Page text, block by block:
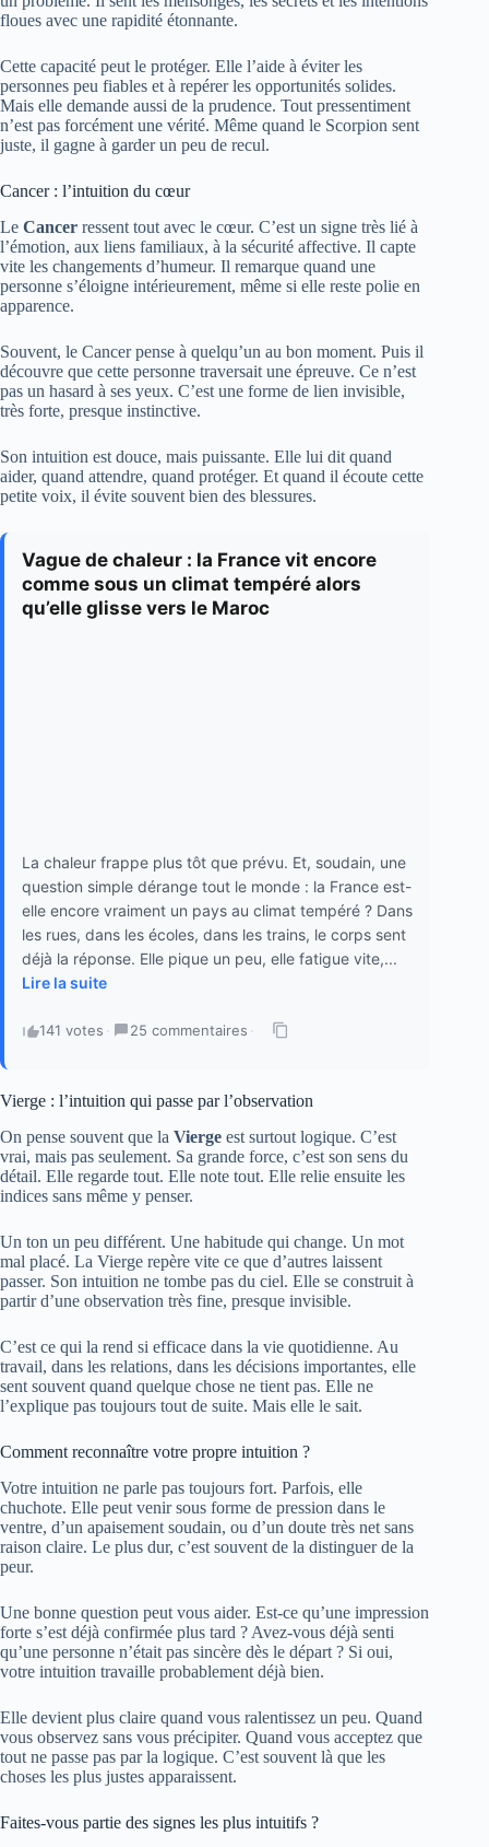
floues avec une rapidité étonnante.
Cette capacité peut le protéger. Elle l’aide à éviter les
personnes peu fiables et à repérer les opportunités solides.
Mais elle demande aussi de la prudence. Tout pressentiment
n’est pas forcément une vérité. Même quand le Scorpion sent
juste, il gagne à garder un peu de recul.
Cancer : l’intuition du cœur
Le Cancer ressent tout avec le cœur. C’est un signe très lié à
l’émotion, aux liens familiaux, à la sécurité affective. Il capte
vite les changements d’humeur. Il remarque quand une
personne s’éloigne intérieurement, même si elle reste polie en
apparence.
Souvent, le Cancer pense à quelqu’un au bon moment. Puis il
découvre que cette personne traversait une épreuve. Ce n’est
pas un hasard à ses yeux. C’est une forme de lien invisible,
très forte, presque instinctive.
Son intuition est douce, mais puissante. Elle lui dit quand
aider, quand attendre, quand protéger. Et quand il écoute cette
petite voix, il évite souvent bien des blessures.
Vague de chaleur : la France vit encore
comme sous un climat tempéré alors
qu’elle glisse vers le Maroc
La chaleur frappe plus tôt que prévu. Et, soudain, une
question simple dérange tout le monde : la France est-
elle encore vraiment un pays au climat tempéré ? Dans
les rues, dans les écoles, dans les trains, le corps sent
déjà la réponse. Elle pique un peu, elle fatigue vite,...
Lire la suite
141 votes · 25 commentaires ·
Vierge : l’intuition qui passe par l’observation
On pense souvent que la Vierge est surtout logique. C’est
vrai, mais pas seulement. Sa grande force, c’est son sens du
détail. Elle regarde tout. Elle note tout. Elle relie ensuite les
indices sans même y penser.
Un ton un peu différent. Une habitude qui change. Un mot
mal placé. La Vierge repère vite ce que d’autres laissent
passer. Son intuition ne tombe pas du ciel. Elle se construit à
partir d’une observation très fine, presque invisible.
C’est ce qui la rend si efficace dans la vie quotidienne. Au
travail, dans les relations, dans les décisions importantes, elle
sent souvent quand quelque chose ne tient pas. Elle ne
l’explique pas toujours tout de suite. Mais elle le sait.
Comment reconnaître votre propre intuition ?
Votre intuition ne parle pas toujours fort. Parfois, elle
chuchote. Elle peut venir sous forme de pression dans le
ventre, d’un apaisement soudain, ou d’un doute très net sans
raison claire. Le plus dur, c’est souvent de la distinguer de la
peur.
Une bonne question peut vous aider. Est-ce qu’une impression
forte s’est déjà confirmée plus tard ? Avez-vous déjà senti
qu’une personne n’était pas sincère dès le départ ? Si oui,
votre intuition travaille probablement déjà bien.
Elle devient plus claire quand vous ralentissez un peu. Quand
vous observez sans vous précipiter. Quand vous acceptez que
tout ne passe pas par la logique. C’est souvent là que les
choses les plus justes apparaissent.
Faites-vous partie des signes les plus intuitifs ?